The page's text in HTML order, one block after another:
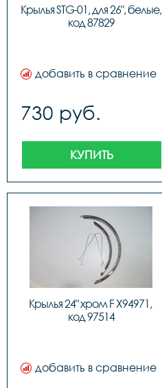
Крылья STG-01, для 26", белые,
код 87829
добавить в сравнение
730 руб.
КУПИТЬ
Крылья 24" хром F X94971,
код 97514
добавить в сравнение